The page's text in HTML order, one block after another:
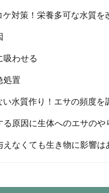
水槽の中の水草は水
草だって生きています
アヌビアスナナ
具、活着例
対策！栄養多可な水質を
吸わせる
処置
い水質作り！エサの頻度を
原因に生体へのエサのや
なくても生き物に影響は